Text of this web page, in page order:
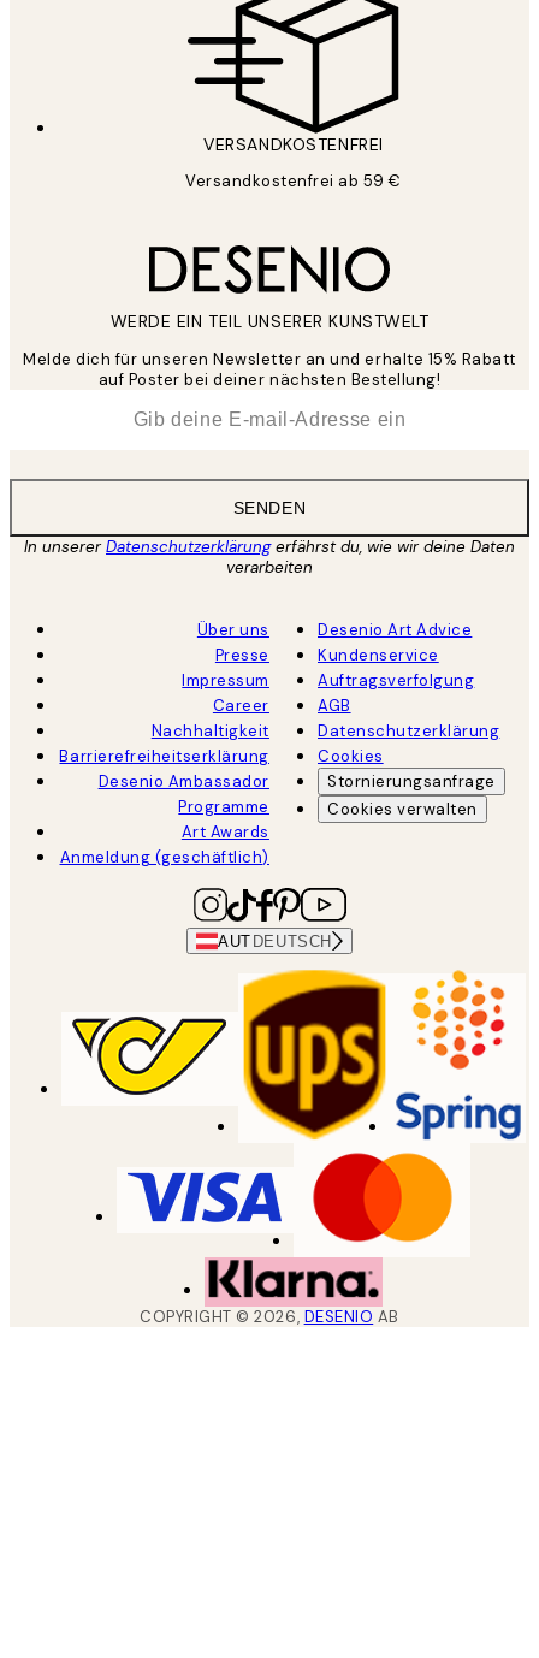
VERSANDKOSTENFREI
Versandkostenfrei ab 59 €
WERDE EIN TEIL UNSERER KUNSTWELT
Melde dich für unseren Newsletter an und erhalte 15% Rabatt
auf Poster bei deiner nächsten Bestellung!
SENDEN
In unsererDatenschutzerklärungerfährst du, wie wir deine Daten
verarbeiten
Über uns
Presse
Impressum
Career
Nachhaltigkeit
Barrierefreiheitserklärung
Desenio Ambassador
Programme
Art Awards
Anmeldung (geschäftlich)
Desenio Art Advice
Kundenservice
Auftragsverfolgung
AGB
Datenschutzerklärung
Cookies
Stornierungsanfrage
Cookies verwalten
AUT DEUTSCH
COPYRIGHT ©2026, DESENIO AB